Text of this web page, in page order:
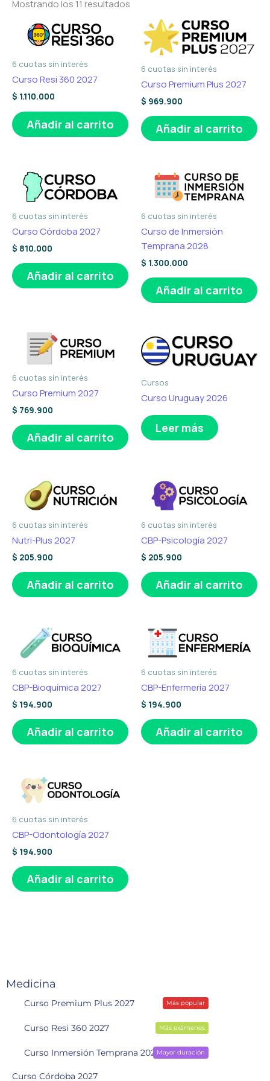
Mostrando los 11 resultados
6 cuotas sin interés
Curso Resi 360 2027
$ 1.110.000
Añadir al carrito
6 cuotas sin interés
Curso Premium Plus 2027
$ 969.900
Añadir al carrito
6 cuotas sin interés
Curso Córdoba 2027
$ 810.000
Añadir al carrito
6 cuotas sin interés
Curso de Inmersión
Temprana 2028
$ 1.300.000
Añadir al carrito
6 cuotas sin interés
Curso Premium 2027
$ 769.900
Añadir al carrito
Cursos
Curso Uruguay 2026
Leer más
6 cuotas sin interés
Nutri-Plus 2027
$ 205.900
Añadir al carrito
6 cuotas sin interés
CBP-Psicología 2027
$ 205.900
Añadir al carrito
6 cuotas sin interés
CBP-Bioquímica 2027
$ 194.900
Añadir al carrito
6 cuotas sin interés
CBP-Enfermería 2027
$ 194.900
Añadir al carrito
6 cuotas sin interés
CBP-Odontología 2027
$ 194.900
Añadir al carrito
Medicina
Curso Premium Plus 2027 Más popular
Curso Resi 360 2027 Más exámenes
Curso Inmersión Temprana 2028Mayor duración
Curso Córdoba 2027